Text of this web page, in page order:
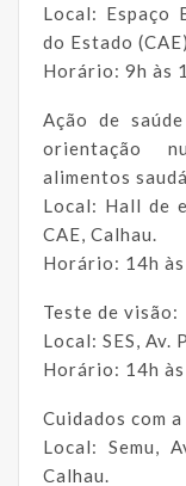
Local: Espaço
do Estado
Horário: 9h às
Ação de
orientação
alimentos
Local: Hall de
CAE, Calhau.
Horário: 14h
Teste de visão:
Local: SES, Av.
Horário: 14h
Cuidados com a
Local: Semu,
Calhau.